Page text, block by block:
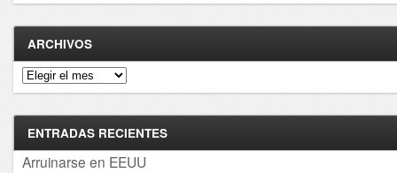
ARCHIVOS
Archivos
ENTRADAS RECIENTES
Arruinarse en EEUU